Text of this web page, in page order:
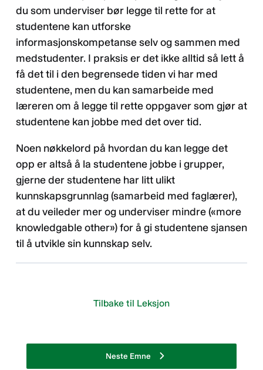
du som underviser bør legge til rette for at
studentene kan utforske
informasjonskompetanse selv og sammen med
medstudenter. I praksis er det ikke alltid så lett å
få det til i den begrensede tiden vi har med
studentene, men du kan samarbeide med
læreren om å legge til rette oppgaver som gjør at
studentene kan jobbe med det over tid.
Noen nøkkelord på hvordan du kan legge det
opp er altså å la studentene jobbe i grupper,
gjerne der studentene har litt ulikt
kunnskapsgrunnlag (samarbeid med faglærer),
at du veileder mer og underviser mindre («more
knowledgable other») for å gi studentene sjansen
til å utvikle sin kunnskap selv.
Tilbake til Leksjon
Neste Emne